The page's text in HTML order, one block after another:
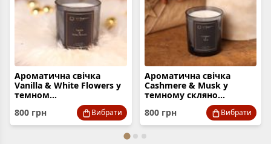
Ароматична свічка
Vanilla & White Flowers у
темном...
800 грн Вибрати
Ароматична свічка
Cashmere & Musk у
темному скляно...
800 грн Вибрати